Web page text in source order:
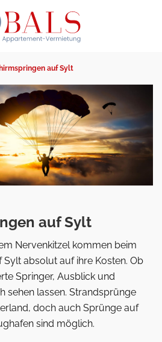
auf Sylt
auf Sylt
Nervenkitzel kommen beim
Sylt absolut auf ihre Kosten. Ob
Springer, Ausblick und
sehen lassen. Strandsprünge
doch auch Sprünge auf
sind möglich.